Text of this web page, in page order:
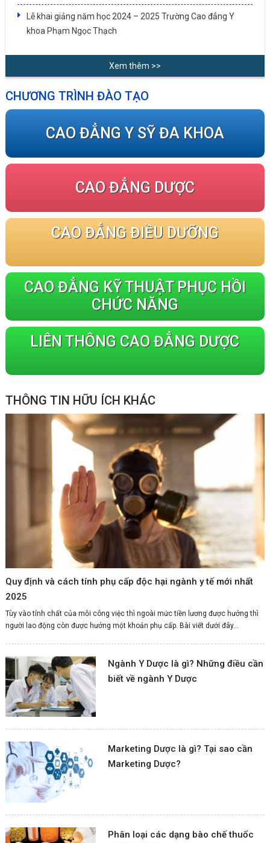
Lễ khai giảng năm học 2024 – 2025 Trường Cao đẳng Y
khoa Phạm Ngọc Thạch
Xem thêm >>
CHƯƠNG TRÌNH ĐÀO TẠO
CAO ĐẲNG Y SỸ ĐA KHOA
CAO ĐẲNG DƯỢC
CAO ĐẲNG ĐIỀU DƯỠNG
CAO ĐẲNG KỸ THUẬT PHỤC HỒI
CHỨC NĂNG
LIÊN THÔNG CAO ĐẲNG DƯỢC
THÔNG TIN HỮU ÍCH KHÁC
Quy định và cách tính phụ cấp độc hại ngành y tế mới nhất
2025
Tùy vào tính chất của mỗi công việc thì ngoài mức tiền lương được hưởng thì
người lao động còn được hưởng một khoản phụ cấp. Bài viết dưới đây...
Ngành Y Dược là gì? Những điều cần
biết về ngành Y Dược
Marketing Dược là gì? Tại sao cần
Marketing Dược?
Phân loại các dạng bào chế thuốc